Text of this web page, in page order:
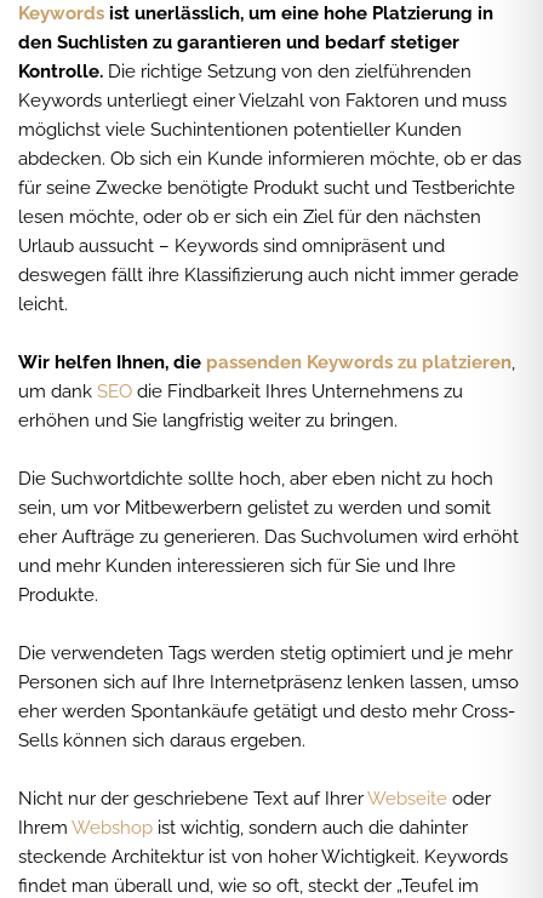
Keywords ist unerlässlich, um eine hohe Platzierung in
den Suchlisten zu garantieren und bedarf stetiger
Kontrolle. Die richtige Setzung von den zielführenden
Keywords unterliegt einer Vielzahl von Faktoren und muss
möglichst viele Suchintentionen potentieller Kunden
abdecken. Ob sich ein Kunde informieren möchte, ob er das
für seine Zwecke benötigte Produkt sucht und Testberichte
lesen möchte, oder ob er sich ein Ziel für den nächsten
Urlaub aussucht – Keywords sind omnipräsent und
deswegen fällt ihre Klassifizierung auch nicht immer gerade
leicht.
Wir helfen Ihnen, die passenden Keywords zu platzieren,
um dank SEO die Findbarkeit Ihres Unternehmens zu
erhöhen und Sie langfristig weiter zu bringen.
Die Suchwortdichte sollte hoch, aber eben nicht zu hoch
sein, um vor Mitbewerbern gelistet zu werden und somit
eher Aufträge zu generieren. Das Suchvolumen wird erhöht
und mehr Kunden interessieren sich für Sie und Ihre
Produkte.
Die verwendeten Tags werden stetig optimiert und je mehr
Personen sich auf Ihre Internetpräsenz lenken lassen, umso
eher werden Spontankäufe getätigt und desto mehr Cross-
Sells können sich daraus ergeben.
Nicht nur der geschriebene Text auf IhrerWebseite oder
Ihrem Webshop ist wichtig, sondern auch die dahinter
steckende Architektur ist von hoher Wichtigkeit. Keywords
findet man überall und, wie so oft, steckt der „Teufel im